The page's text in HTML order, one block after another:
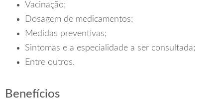
Vacinação;
Dosagem de medicamentos;
Medidas preventivas;
Sintomas e a especialidade a ser consultada;
Entre outros.
Benefícios